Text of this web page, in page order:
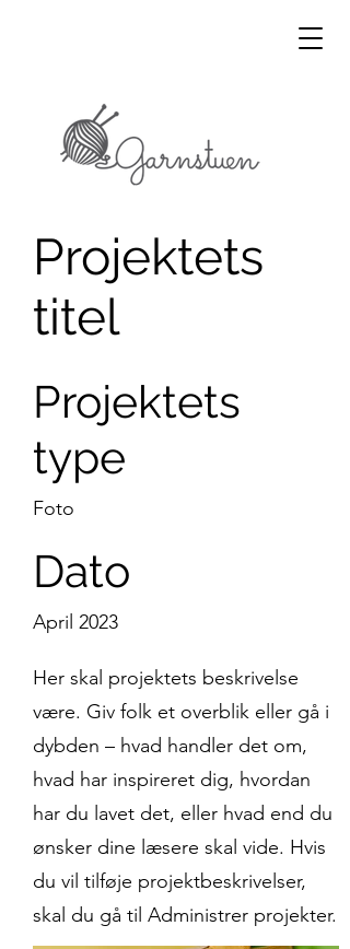
Projektets
titel
Projektets
type
Foto
Dato
April 2023
Her skal projektets beskrivelse
være. Giv folk et overblik eller gå i
dybden – hvad handler det om,
hvad har inspireret dig, hvordan
har du lavet det, eller hvad end du
ønsker dine læsere skal vide. Hvis
du vil tilføje projektbeskrivelser,
skal du gå til Administrer projekter.